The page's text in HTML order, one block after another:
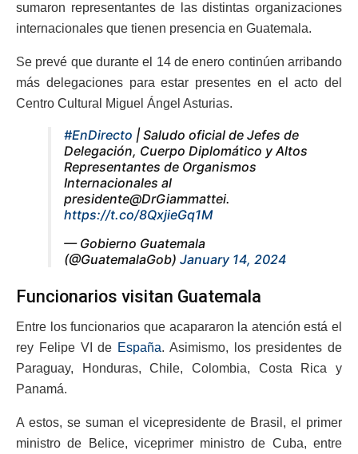
sumaron representantes de las distintas organizaciones
internacionales que tienen presencia en Guatemala.
Se prevé que durante el 14 de enero continúen arribando
más delegaciones para estar presentes en el acto del
Centro Cultural Miguel Ángel Asturias.
#EnDirecto | Saludo oficial de Jefes de
Delegación, Cuerpo Diplomático y Altos
Representantes de Organismos
Internacionales al
presidente@DrGiammattei.
https://t.co/8QxjieGq1M
— Gobierno Guatemala
(@GuatemalaGob) January 14, 2024
Funcionarios visitan Guatemala
Entre los funcionarios que acapararon la atención está el
rey Felipe VI de España. Asimismo, los presidentes de
Paraguay, Honduras, Chile, Colombia, Costa Rica y
Panamá.
A estos, se suman el vicepresidente de Brasil, el primer
ministro de Belice, viceprimer ministro de Cuba, entre